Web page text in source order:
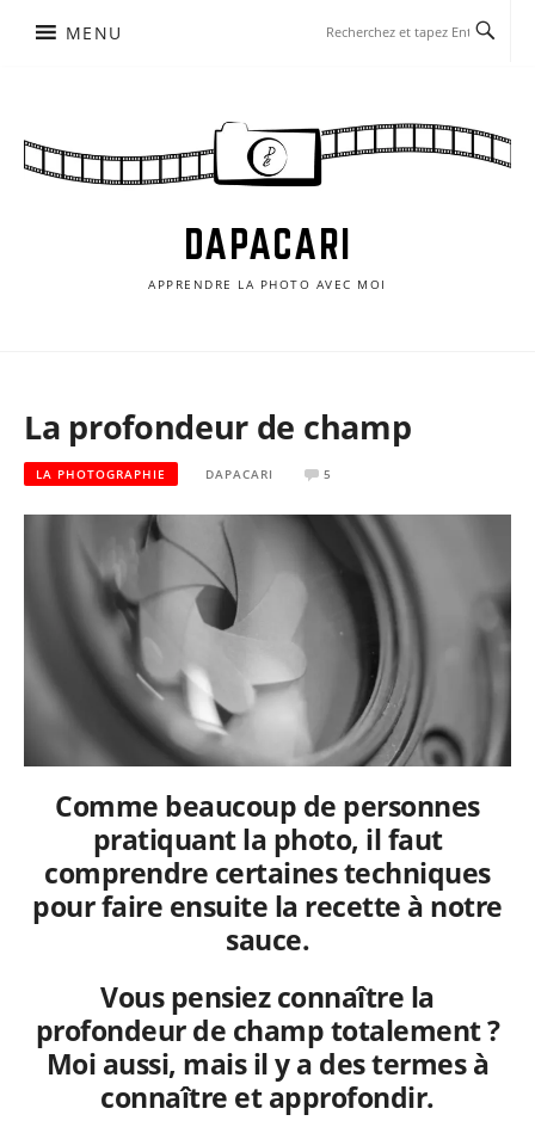
MENU
DAPACARI
APPRENDRE LA PHOTO AVEC MOI
La profondeur de champ
LA PHOTOGRAPHIE DAPACARI 5
Comme beaucoup de personnes
pratiquant la photo, il faut
comprendre certaines techniques
pour faire ensuite la recette à notre
sauce.
Vous pensiez connaître la
profondeur de champ totalement ?
Moi aussi, mais il y a des termes à
connaître et approfondir.